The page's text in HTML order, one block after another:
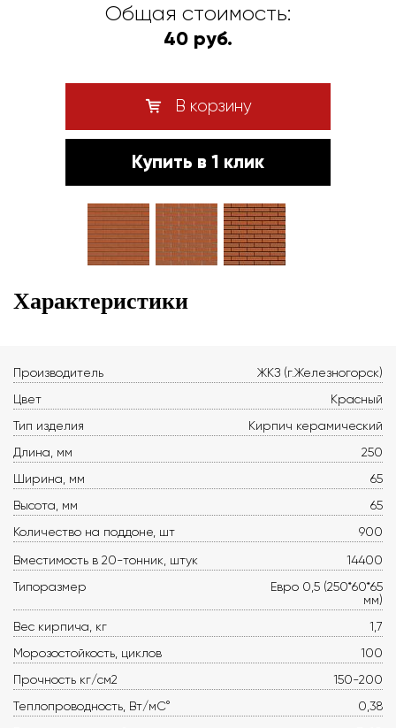
Общая стоимость:
40 руб.
В корзину
Купить в 1 клик
Характеристики
Производитель
ЖКЗ (г.Железногорск)
Цвет
Красный
Тип изделия
Кирпич керамический
Длина, мм
250
Ширина, мм
65
Высота, мм
65
Количество на поддоне, шт
900
Вместимость в 20-тонник, штук
14400
Типоразмер
Евро 0,5 (250*60*65
мм)
Вес кирпича, кг
1,7
Морозостойкость, циклов
100
Прочность кг/см2
150-200
Теплопроводность, Вт/мС°
0,38